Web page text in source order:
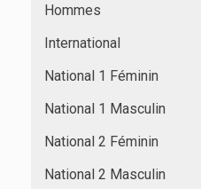
Hommes
International
National 1 Féminin
National 1 Masculin
National 2 Féminin
National 2 Masculin